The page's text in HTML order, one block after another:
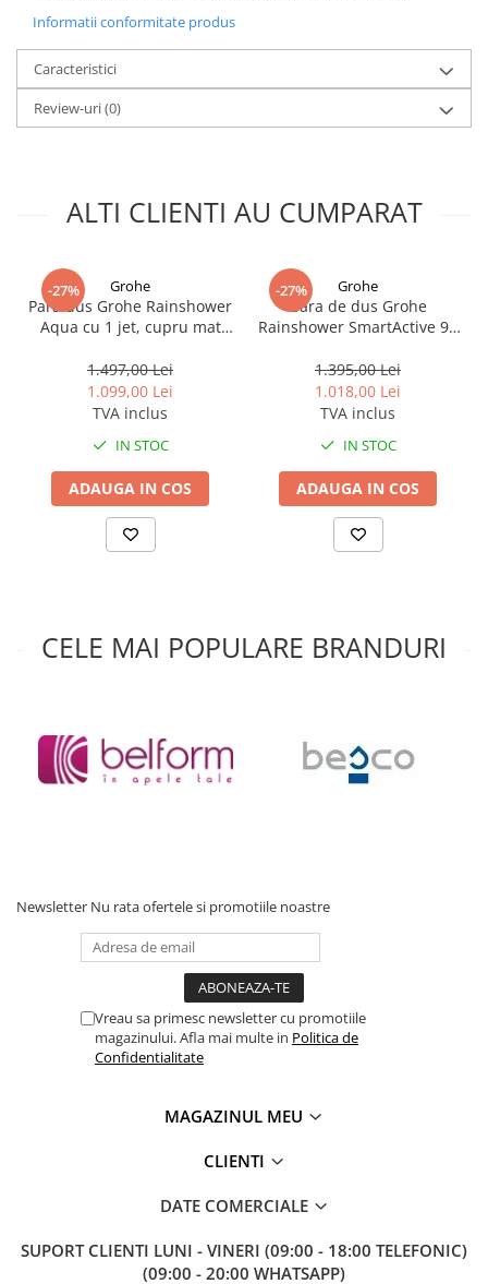
Masti, sifoane si suporturi cazi
Cabine dus
Cabine de dus dreptunghiulare
Cabine de dus patrate
Cadite de dus
Cadite dreptunghiulare
Cadite patrate
Cadite semirotunde
Cadita pentagonala
Paravan de dus
Usi batante
Usi culisante
Coloane de dus
Pare, furtunuri si accesorii
Brate si palarii dus
Accesorii toaleta
Cuiere si suporturi prosoape
Sifoane, ventile si racorduri
Sifoane si ventile cadita dus
Sifoane pardoseala si terasa
Baterii cu dus extractabil
Informatii conformitate produs
Caracteristici
Review-uri(0)
ALTI CLIENTI AU CUMPARAT
-27% Grohe
Para dus Grohe Rainshower
Aqua cu 1 jet, cupru mat
1.497,00 Lei
1.099,00 Lei
TVA inclus
IN STOC
ADAUGA IN COS
-27% Grohe
Bara de dus Grohe
Rainshower SmartActive 90
Sunrise
1.395,00 Lei
1.018,00 Lei
TVA inclus
IN STOC
ADAUGA IN COS
CELE MAI POPULARE BRANDURI
Newsletter Nu rata ofertele si promotiile noastre
Vreau sa primesc newsletter cu promotiile
magazinului. Afla mai multe in Politica de
Confidentialitate
MAGAZINUL MEU
CLIENTI
DATE COMERCIALE
SUPORT CLIENTI LUNI - VINERI (09:00 - 18:00 TELEFONIC)
(09:00 - 20:00 WHATSAPP)